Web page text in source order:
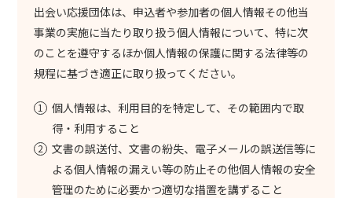
出会い応援団体は、申込者や参加者の個人情報その他当
事業の実施に当たり取り扱う個人情報について、特に次
のことを遵守するほか個人情報の保護に関する法律等の
規程に基づき適正に取り扱ってください。
個人情報は、利用目的を特定して、その範囲内で取
得・利用すること
文書の誤送付、文書の紛失、電子メールの誤送信等に
よる個人情報の漏えい等の防止その他個人情報の安全
管理のために必要かつ適切な措置を講ずること